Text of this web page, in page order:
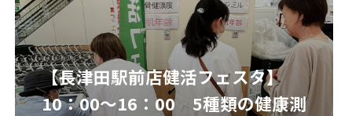
【長津田駅前店健活フェスタ】
10：00～16：00 5種類の健康測